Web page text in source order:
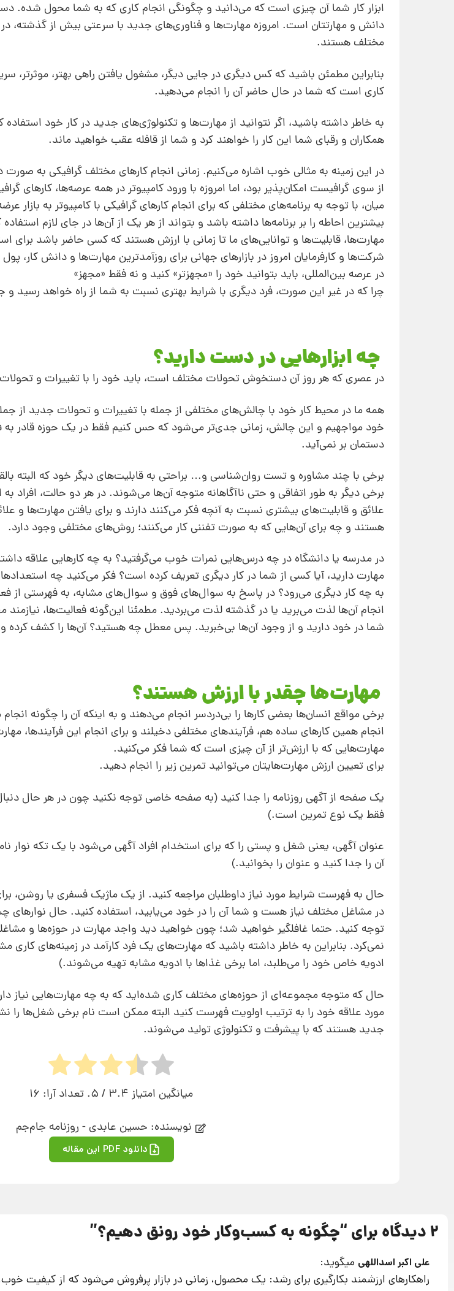
ابزار کار شما آن چیزی است که می‌دانید و چگونگی انجام کاری که به شما محول شده.
دانش و مهارتتان است. امروزه مهارت‌ها و فناوری‌های جدید با سرعتی بیش از گذشته، در
مختلف هستند.
بنابراین مطمئن باشید که کس دیگری در جایی دیگر، مشغول یافتن راهی بهتر، موثرتر،
کاری است که شما در حال حاضر آن را انجام می‌دهید.
به خاطر داشته باشید، اگر نتوانید از مهارت‌ها و تکنولوژی‌های جدید در کار خود استفاده
همکاران و رقبای شما این کار را خواهند کرد و شما از قافله عقب خواهید ماند.
در این زمینه به مثالی خوب اشاره می‌کنیم. زمانی انجام کارهای مختلف گرافیکی به
از سوی گرافیست امکان‌پذیر بود، اما امروزه با ورود کامپیوتر در همه عرصه‌ها، کارهای
میان، با توجه به برنامه‌های مختلفی که برای انجام کارهای گرافیکی با کامپیوتر به
بیشترین احاطه را بر برنامه‌ها داشته باشد و بتواند از هر یک از آن‌ها در جای لازم
مهارت‌ها، قابلیت‌ها و توانایی‌های ما تا زمانی با ارزش هستند که کسی حاضر باشد برای
شرکت‌ها و کارفرمایان امروز در بازارهای جهانی برای روزآمدترین مهارت‌ها و دانش کار،
در عرصه بین‌المللی، باید بتوانید خود را «مجهزتر» کنید و نه فقط «مجهز»
چرا که در غیر این صورت، فرد دیگری با شرایط بهتری نسبت به شما از راه خواهد رسید
چه ابزارهایی در دست دارید؟
در عصری که هر روز آن دستخوش تحولات مختلف است، باید خود را با تغییرات و تحولات
همه ما در محیط کار خود با چالش‌های مختلفی از جمله با تغییرات و تحولات جدید از
خود مواجهیم و این چالش، زمانی جدی‌تر می‌شود که حس کنیم فقط در یک حوزه قادر به
دستمان بر نمی‌آید.
برخی‌ با چند مشاوره و تست روان‌شناسی و… براحتی به قابلیت‌های دیگر خود که البته
برخی دیگر به طور اتفاقی و حتی ناآگاهانه متوجه آن‌ها می‌شوند. در هر دو حالت، افراد
علائق و قابلیت‌های بیشتری نسبت به آنچه فکر می‌کنند دارند و برای یافتن مهارت‌ها و
هستند و چه برای آن‌هایی که به صورت تفننی کار می‌کنند؛ روش‌های مختلفی وجود دارد.
در مدرسه یا دانشگاه در چه درس‌هایی نمرات خوب می‌گرفتید؟ به چه کارهایی علاقه
مهارت دارید، آیا کسی از شما در کار دیگری تعریف کرده است؟ فکر می‌کنید چه
به چه کار دیگری می‌رود؟ در پاسخ به سوال‌های فوق و سوال‌های مشابه، به فهرستی از
انجام آن‌ها لذت می‌برید یا در گذشته لذت می‌بردید. مطمئنا این‌گونه فعالیت‌ها، نیازمند
شما در خود دارید و از وجود آن‌ها بی‌خبرید. پس معطل چه هستید؟ آن‌ها را کشف کرده و
مهارت‌ها چقدر با ارزش هستند؟
برخی مواقع انسان‌ها بعضی کارها را بی‌دردسر انجام می‌دهند و به اینکه آن را چگونه
انجام همین کارهای ساده هم، فرآیندهای مختلفی دخیلند و برای انجام این فرآیندها،
مهارت‌هایی که با ارزش‌تر از آن چیزی است که شما فکر می‌کنید.
برای تعیین ارزش مهارت‌هایتان می‌توانید تمرین زیر را انجام دهید.
یک صفحه از آگهی روزنامه را جدا کنید (به صفحه خاصی توجه نکنید چون در هر حال
فقط یک نوع تمرین است.)
عنوان آگهی، یعنی شغل و پستی را که برای استخدام افراد آگهی می‌شود با یک تکه نوار
آن را جدا کنید و عنوان را بخوانید.)
حال به فهرست شرایط مورد نیاز داوطلبان مراجعه کنید. از یک ماژیک فسفری یا روشن،
در مشاغل مختلف نیاز هست و شما آن را در خود می‌یابید، استفاده کنید. حال نوارهای
توجه کنید. حتما غافلگیر خواهید شد؛ چون خواهید دید واجد مهارت در حوزه‌ها و
نمی‌کرد. بنابراین به خاطر داشته باشید که مهارت‌های یک فرد کارآمد در زمینه‌های کاری
ادویه خاص خود را می‌طلبد، اما برخی غذاها با ادویه مشابه تهیه می‌شوند.)
حال که متوجه مجموعه‌ای از حوزه‌های مختلف کاری شده‌اید که به چه مهارت‌هایی نیاز
مورد علاقه خود را به ترتیب اولویت فهرست کنید البته ممکن است نام برخی شغل‌ها را
جدید هستند که با پیشرفت و تکنولوژی تولید می‌شوند.
میانگین امتیاز 3.4 / 5. تعداد آرا:
16
نویسنده: حسین عابدی - روزنامه جام‌جم
دانلود PDF این مقاله
2 دیدگاه برای “ چگونه به کسب‌وکار خود رونق دهیم؟”
علی اکبر اسداللهی میگوید:
راهکارهای ارزشمند بکارگیری برای رشد: یک محصول، زمانی در بازار پرفروش می‌شود که از کیفیت